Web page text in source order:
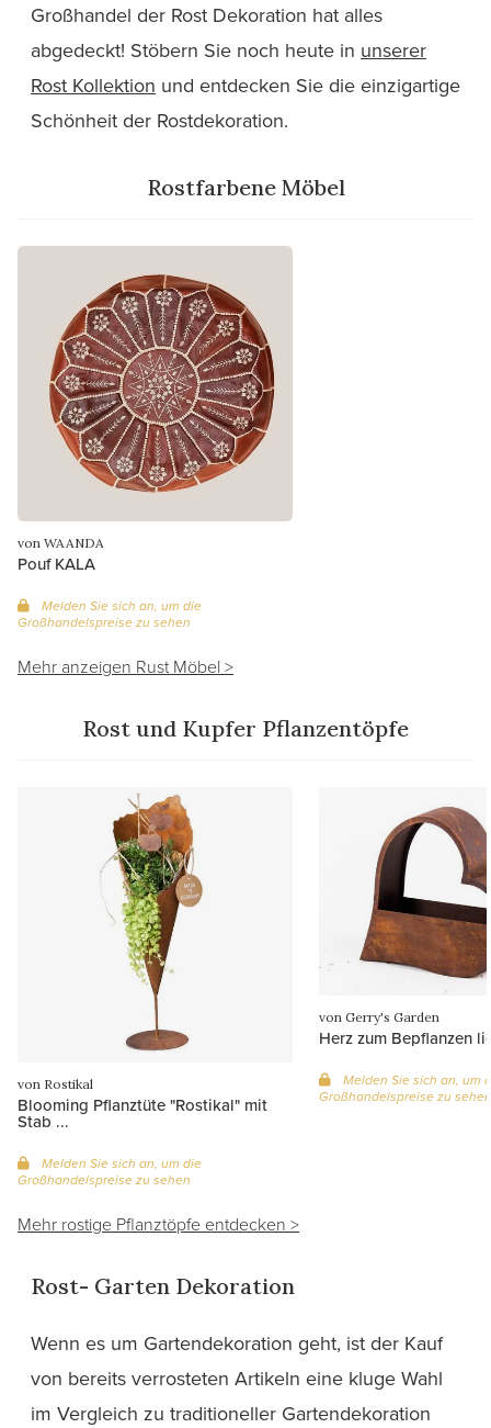
Großhandel der Rost Dekoration hat alles
abgedeckt! Stöbern Sie noch heute in unserer
Rost Kollektion und entdecken Sie die einzigartige
Schönheit der Rostdekoration.
Rostfarbene Möbel
von WAANDA
Pouf KALA
Melden Sie sich an, um die
Großhandelspreise zu sehen
Mehr anzeigen Rust Möbel >
Rost und Kupfer Pflanzentöpfe
von Rostikal
Blooming Pflanztüte "Rostikal" mit
Stab ...
Melden Sie sich an, um die
Großhandelspreise zu sehen
von Gerry's Garden
Herz zum Bepflanzen
Melden Sie sich an, um
Großhandelspreise zu sehen
Mehr rostige Pflanztöpfe entdecken >
Rost- Garten Dekoration
Wenn es um Gartendekoration geht, ist der Kauf
von bereits verrosteten Artikeln eine kluge Wahl
im Vergleich zu traditioneller Gartendekoration